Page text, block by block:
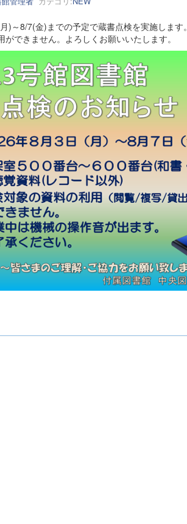
)～8/7(金)までの予定で蔵書点検を実施します。
できません。よろしくお願いいたします。